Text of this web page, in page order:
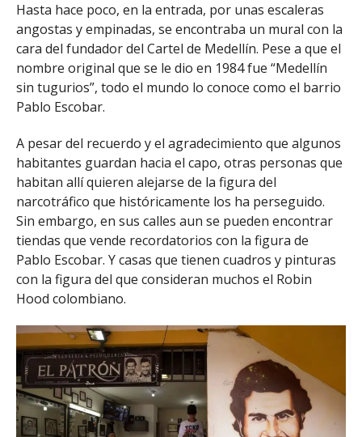
Hasta hace poco, en la entrada, por unas escaleras
angostas y empinadas, se encontraba un mural con la
cara del fundador del Cartel de Medellín. Pese a que el
nombre original que se le dio en 1984 fue “Medellín
sin tugurios”, todo el mundo lo conoce como el barrio
Pablo Escobar.
A pesar del recuerdo y el agradecimiento que algunos
habitantes guardan hacia el capo, otras personas que
habitan allí quieren alejarse de la figura del
narcotráfico que históricamente los ha perseguido.
Sin embargo, en sus calles aun se pueden encontrar
tiendas que vende recordatorios con la figura de
Pablo Escobar. Y casas que tienen cuadros y pinturas
con la figura del que consideran muchos el Robin
Hood colombiano.